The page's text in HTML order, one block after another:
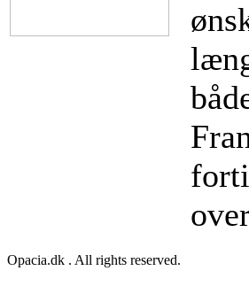
Opacia.dk . All rights reserved.